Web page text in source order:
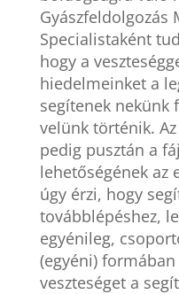
Gyászfeldolgozás
Specialistaként
hogy a
hiedelmeinket a
segítenek nekünk
velünk történik.
pedig pusztán a
lehetőségének az
úgy érzi, hogy
továbblépéshez,
egyénileg,
(egyéni)
veszteséget a